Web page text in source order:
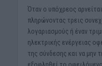
Όταν ο υπόχρεος
πληρώνοντας τρεις
λογαριασμούς ή έναν
ηλεκτρικής ενέργειας
της σύνδεσης και να μην
εξοφληθεί το